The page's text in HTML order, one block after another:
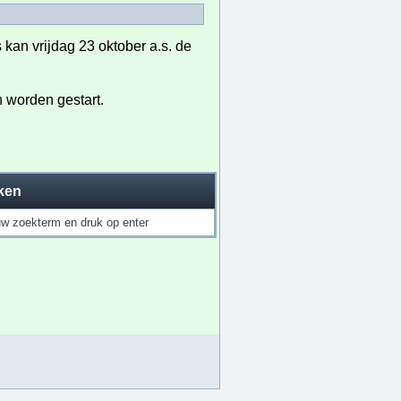
kan vrijdag 23 oktober a.s. de
worden gestart.